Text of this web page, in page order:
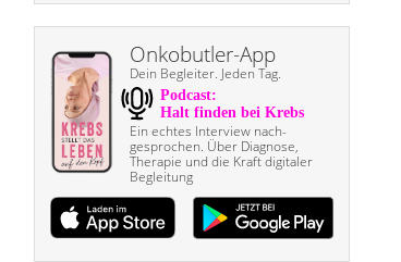
Onkobutler-App
Dein Begleiter. Jeden Tag.
Ein echtes Interview nach­
gesprochen. Über Diagnose,
Therapie und die Kraft digitaler
Begleitung